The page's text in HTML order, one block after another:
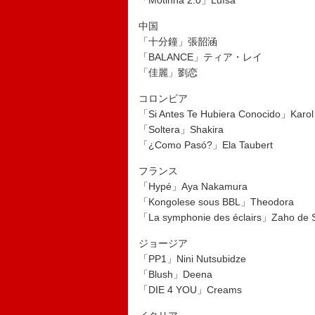
中国
「十分鐘」張韶涵
「BALANCE」ティア・レイ
「佳麗」劉恋
コロンビア
「Si Antes Te Hubiera Conocido」
「Soltera」Shakira
「¿Como Pasó?」Ela Taubert
フランス
「Hypé」Aya Nakamura
「Kongolese sous BBL」Theodora
「La symphonie des éclairs」Zaho de
ジョージア
「PP1」Nini Nutsubidze
「Blush」Deena
「DIE 4 YOU」Creams